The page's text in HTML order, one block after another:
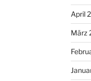
April
März